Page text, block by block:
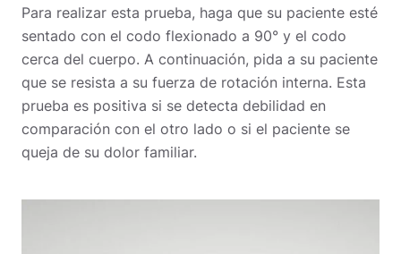
Para realizar esta prueba, haga que su paciente esté
sentado con el codo flexionado a 90° y el codo
cerca del cuerpo. A continuación, pida a su paciente
que se resista a su fuerza de rotación interna. Esta
prueba es positiva si se detecta debilidad en
comparación con el otro lado o si el paciente se
queja de su dolor familiar.